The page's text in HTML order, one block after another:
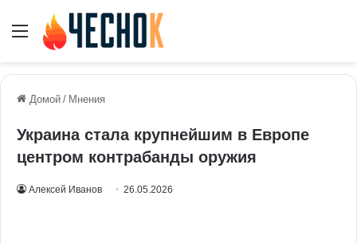
Меню
Домой / Мнения
Украина стала крупнейшим в Европе
центром контрабанды оружия
Алексей Иванов 26.05.2026